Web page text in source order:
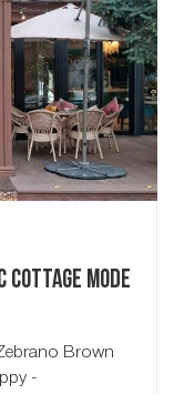
Cottage Mode
Brown
-